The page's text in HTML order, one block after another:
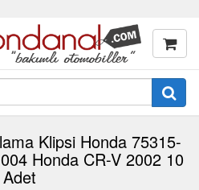
Klipsi Honda 75315-
Honda CR-V 2002 10
Adet